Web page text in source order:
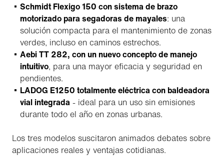
Schmidt Flexigo 150 con sistema de brazo
motorizado para segadoras de mayales: una
solución compacta para el mantenimiento de zonas
verdes, incluso en caminos estrechos.
Aebi TT 282, con un nuevo concepto de manejo
intuitivo, para una mayor eficacia y seguridad en
pendientes.
LADOG E1250 totalmente eléctrica con baldeadora
vial integrada - ideal para un uso sin emisiones
durante todo el año en zonas urbanas.
Los tres modelos suscitaron animados debates sobre
aplicaciones reales y ventajas cotidianas.